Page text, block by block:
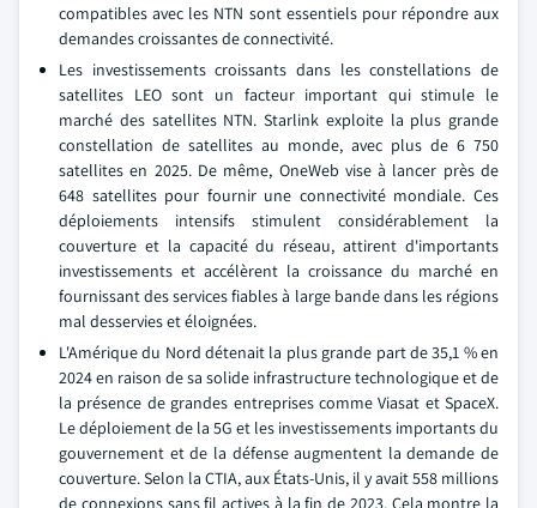
compatibles avec les NTN sont essentiels pour répondre aux
demandes croissantes de connectivité.
Les investissements croissants dans les constellations de
satellites LEO sont un facteur important qui stimule le
marché des satellites NTN. Starlink exploite la plus grande
constellation de satellites au monde, avec plus de 6 750
satellites en 2025. De même, OneWeb vise à lancer près de
648 satellites pour fournir une connectivité mondiale. Ces
déploiements intensifs stimulent considérablement la
couverture et la capacité du réseau, attirent d'importants
investissements et accélèrent la croissance du marché en
fournissant des services fiables à large bande dans les régions
mal desservies et éloignées.
L'Amérique du Nord détenait la plus grande part de 35,1 % en
2024 en raison de sa solide infrastructure technologique et de
la présence de grandes entreprises comme Viasat et SpaceX.
Le déploiement de la 5G et les investissements importants du
gouvernement et de la défense augmentent la demande de
couverture. Selon la CTIA, aux États-Unis, il y avait 558 millions
de connexions sans fil actives à la fin de 2023. Cela montre la